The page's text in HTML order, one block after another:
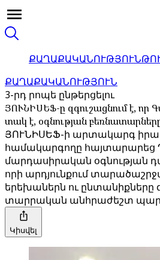
ՔԱՂԱՔԱԿԱՆՈՒԹՅՈՒՆ
ՔԱՂԱՔԱԿԱՆՈՒԹՅՈՒՆ
3-րդ րոպե ընթերցելու
ՅՈՒՆԻՍԵՖ-ը զգուշացնում է,
տակ է, օգնության
ՅՈՒՆԻՍԵՖ-ի արտակարգ
համակարգողը հայտարարեց
մարդասիրական օգնության
որի արդյունքում
երեխաներն ու ընտանիքները
տարրական անհրաժեշտ
Կիսվել